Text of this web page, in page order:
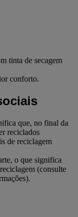
tinta de secagem
conforto.
que, no final da
reciclados
de reciclagem
o que significa
(consulte